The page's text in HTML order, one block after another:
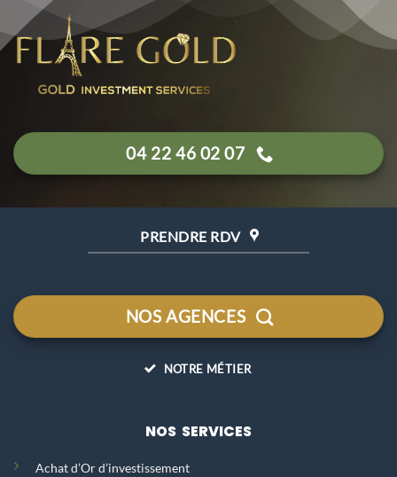
04 22 46 02 07
PRENDRE RDV
NOS AGENCES
NOTRE MÉTIER
NOS SERVICES
Achat d’Or d’investissement